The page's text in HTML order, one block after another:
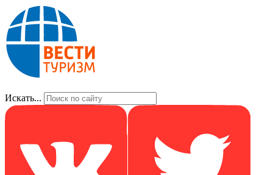
Искать...